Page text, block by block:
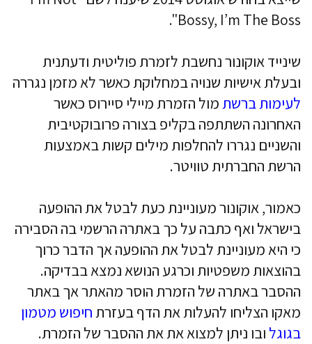
Bossy, I’m The Boss".
שינייד אוקונור נחשבת לזמרת פוליטית ודעתנית
ובעלת אישיות שנויה במחלוקת כאשר לא מזמן נגררה
לעימות ברשתמול הזמרת מיילי סיירוס כאשר
האחרונה השתתפה בקליפ בצורה פרובוקטיבית
והשניים נגררו להחלפות מילים קשות באמצעות
הרשת החברתית טוויטר.
כאמור, אוקונור מעוניינת כעת לבטל את ההופעה
בישראל ואף כתבה על כך באתרה הרשמי בה הסבירה
כי היא מעוניינת לבטל את ההופעה אך הדבר כרוך
בהוצאות משפטיות וכרגע הנושא נמצא בבדיקה.
ההסבר באתרה של הזמרת הוסר מהאתר אך באתר
מאקו הצליחו להעלות את הדף בעזרתחיפוש מטמון
בגוגל ובו ניתן למצוא את את ההסבר של הזמרת.